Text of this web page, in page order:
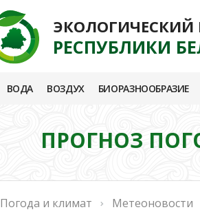
ЭКОЛОГИЧЕСКИЙ
РЕСПУБЛИКИ
ВОДА ВОЗДУХ БИОРАЗНООБРАЗИЕ
ПРОГНОЗ
Погода и климат Метеоновости